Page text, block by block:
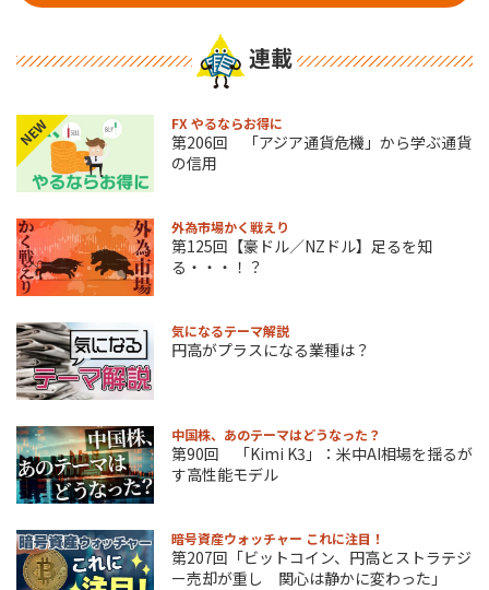
連載
NEW FX やるならお得に
第206回 「アジア通貨危機」から学ぶ通貨
の信用
外為市場かく戦えり
第125回【豪ドル／NZドル】足るを知
る・・・！？
気になるテーマ解説
円高がプラスになる業種は？
中国株、あのテーマはどうなった？
第90回 「Kimi K3」：米中AI相場を揺るが
す高性能モデル
暗号資産ウォッチャー これに注目！
第207回「ビットコイン、円高とストラテジ
ー売却が重し 関心は静かに変わった」